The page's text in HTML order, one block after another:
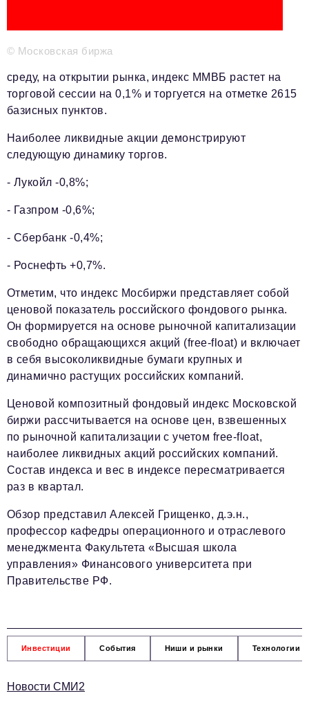
© Московская биржа
среду, на открытии рынка, индекс ММВБ растет на
торговой сессии на 0,1% и торгуется на отметке 2615
базисных пунктов.
Наиболее ликвидные акции демонстрируют
следующую динамику торгов.
- Лукойл -0,8%;
- Газпром -0,6%;
- Cбербанк -0,4%;
- Роснефть +0,7%.
Отметим, что индекс Мосбиржи представляет собой
ценовой показатель российского фондового рынка.
Он формируется на основе рыночной капитализации
свободно обращающихся акций (free-float) и включает
в себя высоколиквидные бумаги крупных и
динамично растущих российских компаний.
Ценовой композитный фондовый индекс Московской
биржи рассчитывается на основе цен, взвешенных
по рыночной капитализации с учетом free-float,
наиболее ликвидных акций российских компаний.
Состав индекса и вес в индексе пересматривается
раз в квартал.
Обзор представил Алексей Грищенко, д.э.н.,
профессор кафедры операционного и отраслевого
менеджмента Факультета «Высшая школа
управления» Финансового университета при
Правительстве РФ.
Инвестиции События Ниши и рынки Технологии
Новости СМИ2